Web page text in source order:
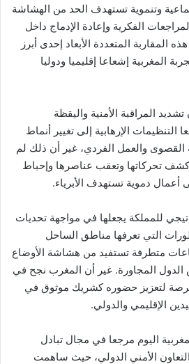
وتنموية تستهدف الحد من الهشاشة
الفكرية وإعادة الإدماج داخل
المقاربة المتعددة الأبعاد إحدى أبرز
المغربية إشعاعا إقليميا ودوليا
المراقبة الأمنية واليقظة
التنظيمات الإرهابية إلى تغيير أنماط
القصوى والعمل الفردي، غير أن ذلك لم
تحركاتها وتعقب عناصرها وإحباط
أعمال دموية تستهدف الأبرياء.
للمملكة يجعلها في مواجهة تحديات
التي تعرفها مناطق الساحل
متطرفة تستفيد من هشاشة الأوضاع
الدول المجاورة. غير أن المغرب نجح في
لتعزيز حضوره كشريك موثوق في
الإقليمي والدولي.
اليوم مرجعا في مجال تبادل
الأمني الدولي، حيث ساهمت